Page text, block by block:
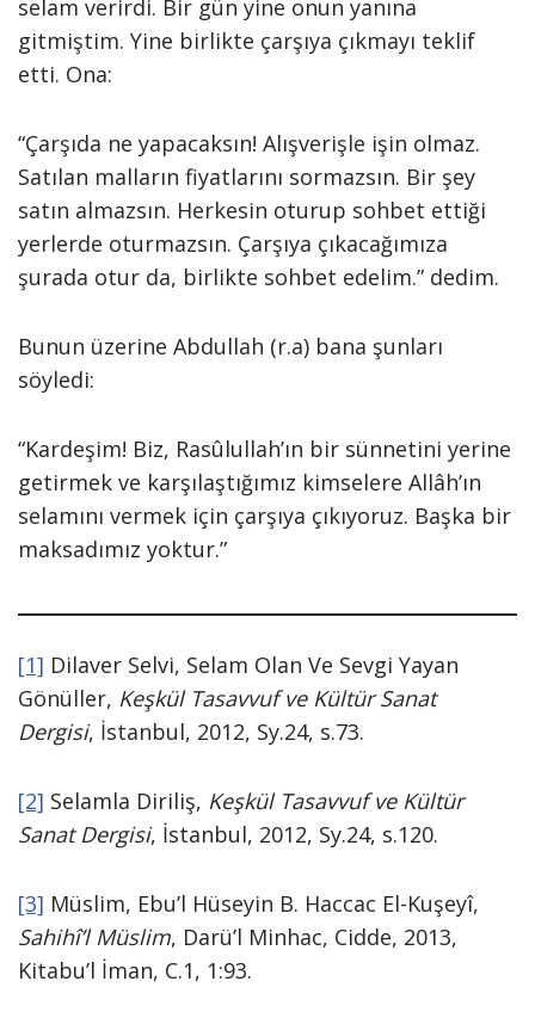
selam verirdi. Bir gün yine onun yanına
gitmiştim. Yine birlikte çarşıya çıkmayı teklif
etti. Ona:
“Çarşıda ne yapacaksın! Alışverişle işin olmaz.
Satılan malların fiyatlarını sormazsın. Bir şey
satın almazsın. Herkesin oturup sohbet ettiği
yerlerde oturmazsın. Çarşıya çıkacağımıza
şurada otur da, birlikte sohbet edelim.” dedim.
Bunun üzerine Abdullah (r.a) bana şunları
söyledi:
“Kardeşim! Biz, Rasûlullah’ın bir sünnetini yerine
getirmek ve karşılaştığımız kimselere Allâh’ın
selamını vermek için çarşıya çıkıyoruz. Başka bir
maksadımız yoktur.”
[1] Dilaver Selvi, Selam Olan Ve Sevgi Yayan
Gönüller, Keşkül Tasavvuf ve Kültür Sanat
Dergisi, İstanbul, 2012, Sy.24, s.73.
[2] Selamla Diriliş, Keşkül Tasavvuf ve Kültür
Sanat Dergisi, İstanbul, 2012, Sy.24, s.120.
[3] Müslim, Ebu’l Hüseyin B. Haccac El-Kuşeyî,
Sahihî’l Müslim, Darü’l Minhac, Cidde, 2013,
Kitabu’l İman, C.1, 1:93.